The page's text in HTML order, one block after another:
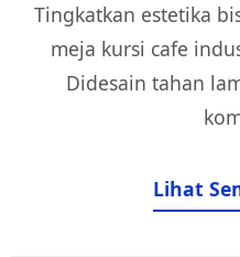
Tingkatkan estetika
meja kursi cafe
Didesain tahan
Lihat